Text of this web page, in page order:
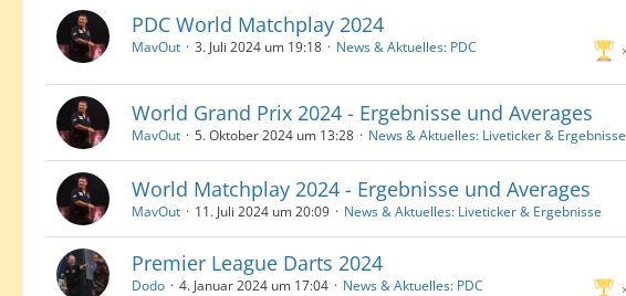
PDC World Matchplay 2024
MavOut 3. Juli 2024 um 19:18 News & Aktuelles: PDC
World Grand Prix 2024 - Ergebnisse und Averages
MavOut 5. Oktober 2024 um 13:28 News & Aktuelles: Liveticker & Ergebnisse
World Matchplay 2024 - Ergebnisse und Averages
MavOut 11. Juli 2024 um 20:09 News & Aktuelles: Liveticker & Ergebnisse
Premier League Darts 2024
Dodo 4. Januar 2024 um 17:04 News & Aktuelles: PDC